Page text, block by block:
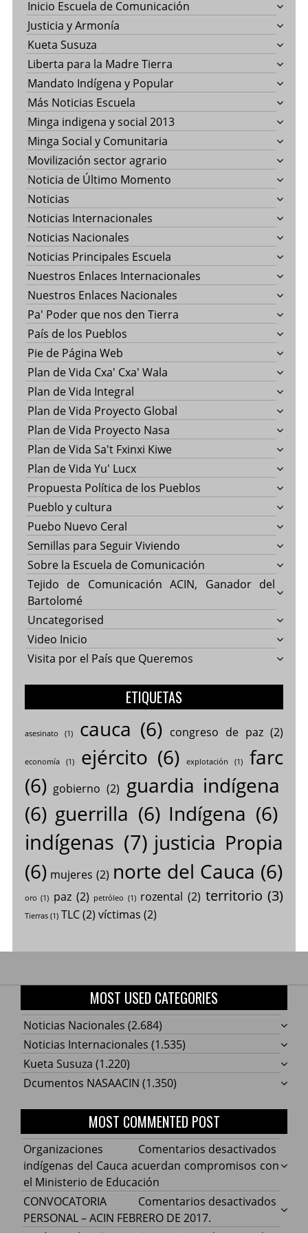
Inicio Escuela de Comunicación
Justicia y Armonía
Kueta Susuza
Liberta para la Madre Tierra
Mandato Indígena y Popular
Más Noticias Escuela
Minga indigena y social 2013
Minga Social y Comunitaria
Movilización sector agrario
Noticia de Último Momento
Noticias
Noticias Internacionales
Noticias Nacionales
Noticias Principales Escuela
Nuestros Enlaces Internacionales
Nuestros Enlaces Nacionales
Pa' Poder que nos den Tierra
País de los Pueblos
Pie de Página Web
Plan de Vida Cxa' Cxa' Wala
Plan de Vida Integral
Plan de Vida Proyecto Global
Plan de Vida Proyecto Nasa
Plan de Vida Sa't Fxinxi Kiwe
Plan de Vida Yu' Lucx
Propuesta Política de los Pueblos
Pueblo y cultura
Puebo Nuevo Ceral
Semillas para Seguir Viviendo
Sobre la Escuela de Comunicación
Tejido de Comunicación ACIN, Ganador del
Bartolomé
Uncategorised
Video Inicio
Visita por el País que Queremos
ETIQUETAS
asesinato (1) cauca (6) congreso de paz(2)
economía(1) ejército (6) explotación (1)
farc
(6) gobierno (2) guardia indígena
(6) guerrilla (6) Indígena (6)
indígenas (7) justicia Propia
(6) mujeres (2) norte del Cauca (6)
oro (1) paz (2) petróleo (1) rozental (2) territorio (3)
Tierras(1) TLC(2) víctimas (2)
MOST USED CATEGORIES
Noticias Nacionales (2.684)
Noticias Internacionales (1.535)
Kueta Susuza (1.220)
Dcumentos NASAACIN (1.350)
MOST COMMENTED POST
Comentarios desactivados
Cauca
Organizaciones
indígenas del Cauca acuerdan compromisos con
el Ministerio de Educación
Comentarios desactivados
CONVOCATORIA
PERSONAL – ACIN FEBRERO DE 2017.